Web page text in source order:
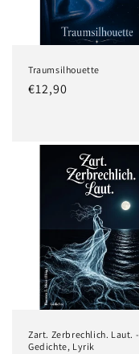
Traumsilhouette
Normaler
€12,90
Zart. Zerbrechlich. Laut. -
Gedichte, Lyrik